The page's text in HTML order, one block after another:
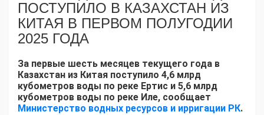
ПОСТУПИЛО В КАЗАХСТАН ИЗ
КИТАЯ В ПЕРВОМ ПОЛУГОДИИ
2025 ГОДА
За первые шесть месяцев текущего года в
Казахстан из Китая поступило 4,6 млрд
кубометров воды по реке Ертис и 5,6 млрд
кубометров воды по реке Иле, сообщает
Министерство водных ресурсов и ирригации РК.